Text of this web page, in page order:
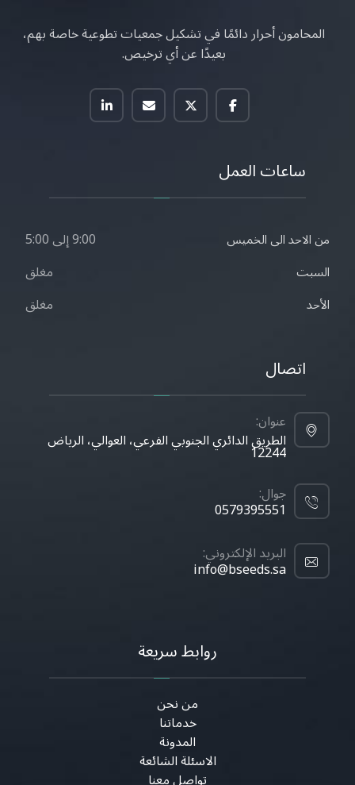
المحامون أحرار دائمًا في تشكيل جمعيات تطوعية خاصة بهم،
بعيدًا عن أي ترخيص.
ساعات العمل
من الاحد الى الخميس 9:00 إلى 5:00
السبت مغلق
الأحد مغلق
اتصال
عنوان:
الطريق الدائري الجنوبي الفرعي، العوالي، الرياض
12244
جوال:
0579395551
البريد الإلكتروني:
info@bseeds.sa
روابط سريعة
من نحن
خدماتنا
المدونة
الاسئلة الشائعة